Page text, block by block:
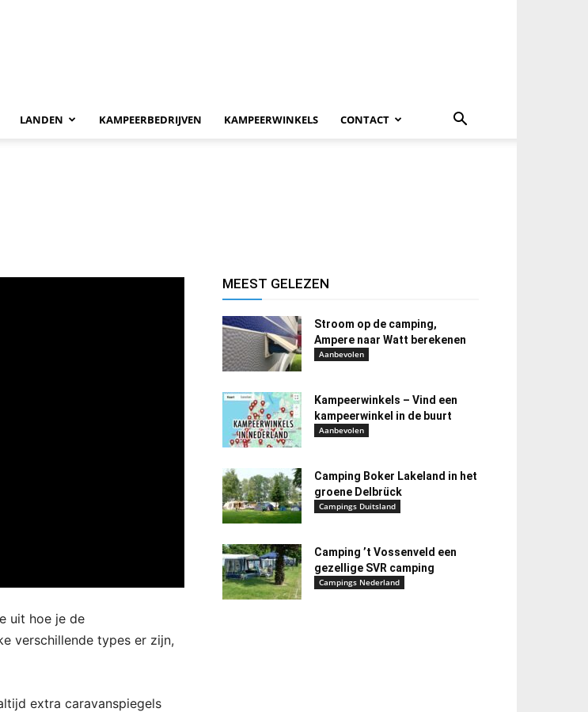
LANDEN KAMPEERBEDRIJVEN KAMPEERWINKELS CONTACT
uit hoe je de
verschillende types er zijn,
extra caravanspiegels
MEEST GELEZEN
Stroom op de camping,
Ampere naar Watt berekenen
Aanbevolen
Kampeerwinkels – Vind een
kampeerwinkel in de buurt
Aanbevolen
Camping Boker Lakeland in het
groene Delbrück
Campings Duitsland
Camping ’t Vossenveld een
gezellige SVR camping
Campings Nederland